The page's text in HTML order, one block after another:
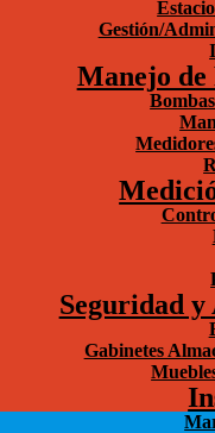
Gestión/
Manejo de
Seguridad y
Gabinetes